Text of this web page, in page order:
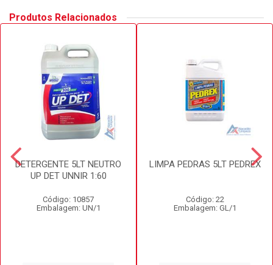
Produtos Relacionados
DETERGENTE 5LT NEUTRO
UP DET UNNIR 1:60
Código: 10857
Embalagem: UN/1
LIMPA PEDRAS 5LT PEDREX
Código: 22
Embalagem: GL/1